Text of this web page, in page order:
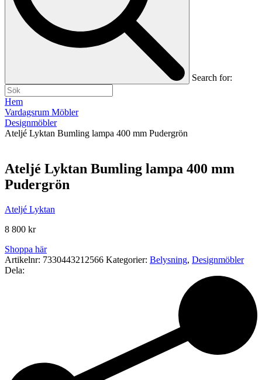
Search for:
Hem
Vardagsrum Möbler
Designmöbler
Ateljé Lyktan Bumling lampa 400 mm Pudergrön
Ateljé Lyktan Bumling lampa 400 mm
Pudergrön
Ateljé Lyktan
8 800 kr
Shoppa här
Artikelnr: 7330443212566 Kategorier: Belysning, Designmöbler
Dela: